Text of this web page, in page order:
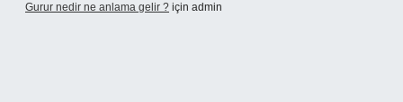
Gurur nedir ne anlama gelir ? için admin